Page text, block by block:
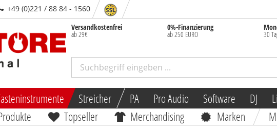
+49 (0)221 / 88 84 - 1560
Versandkostenfrei
ab 29€
0%-Finanzierung
ab 250 EURO 30
Streicher PA Pro Audio Software DJ
Topseller Merchandising Marken